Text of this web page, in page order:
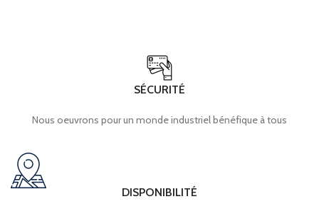
SÉCURITÉ
Nous oeuvrons pour un monde industriel bénéfique à tous
DISPONIBILITÉ